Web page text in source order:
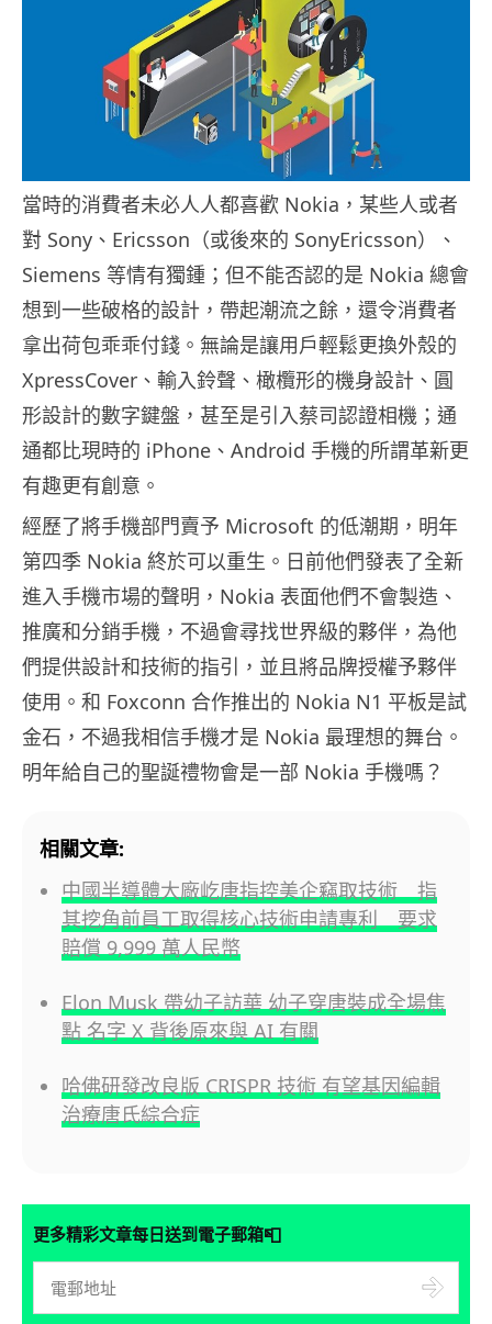
當時的消費者未必人人都喜歡 Nokia，某些人或者
對 Sony、Ericsson（或後來的 SonyEricsson）、
Siemens 等情有獨鍾；但不能否認的是 Nokia 總會
想到一些破格的設計，帶起潮流之餘，還令消費者
拿出荷包乖乖付錢。無論是讓用戶輕鬆更換外殼的
XpressCover、輸入鈴聲、橄欖形的機身設計、圓
形設計的數字鍵盤，甚至是引入蔡司認證相機；通
通都比現時的 iPhone、Android 手機的所謂革新更
有趣更有創意。
經歷了將手機部門賣予 Microsoft 的低潮期，明年
第四季 Nokia 終於可以重生。日前他們發表了全新
進入手機市場的聲明，Nokia 表面他們不會製造、
推廣和分銷手機，不過會尋找世界級的夥伴，為他
們提供設計和技術的指引，並且將品牌授權予夥伴
使用。和 Foxconn 合作推出的 Nokia N1 平板是試
金石，不過我相信手機才是 Nokia 最理想的舞台。
明年給自己的聖誕禮物會是一部 Nokia 手機嗎？
相關文章:
中國半導體大廠屹唐指控美企竊取技術 指
其挖角前員工取得核心技術申請專利 要求
賠償 9,999 萬人民幣
Elon Musk 帶幼子訪華 幼子穿唐裝成全場焦
點 名字 X 背後原來與 AI 有關
哈佛研發改良版 CRISPR 技術 有望基因編輯
治療唐氏綜合症
更多精彩文章每日送到電子郵箱📮